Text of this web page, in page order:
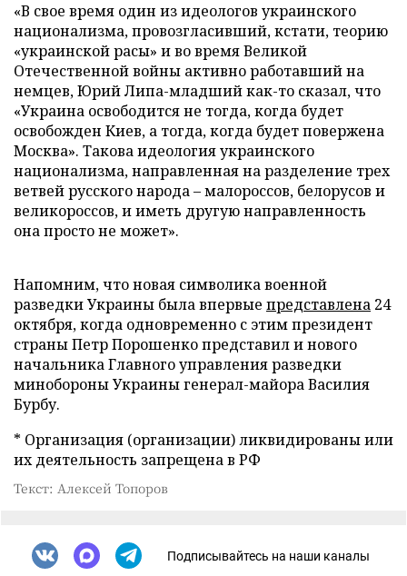
«В свое время один из идеологов украинского
национализма, провозгласивший, кстати, теорию
«украинской расы» и во время Великой
Отечественной войны активно работавший на
немцев, Юрий Липа-младший как-то сказал, что
«Украина освободится не тогда, когда будет
освобожден Киев, а тогда, когда будет повержена
Москва». Такова идеология украинского
национализма, направленная на разделение трех
ветвей русского народа – малороссов, белорусов и
великороссов, и иметь другую направленность
она просто не может».
Напомним, что новая символика военной
разведки Украины была впервые представлена 24
октября, когда одновременно с этим президент
страны Петр Порошенко представил и нового
начальника Главного управления разведки
минобороны Украины генерал-майора Василия
Бурбу.
* Организация (организации) ликвидированы или
их деятельность запрещена в РФ
Текст: Алексей Топоров
Подписывайтесь на наши каналы